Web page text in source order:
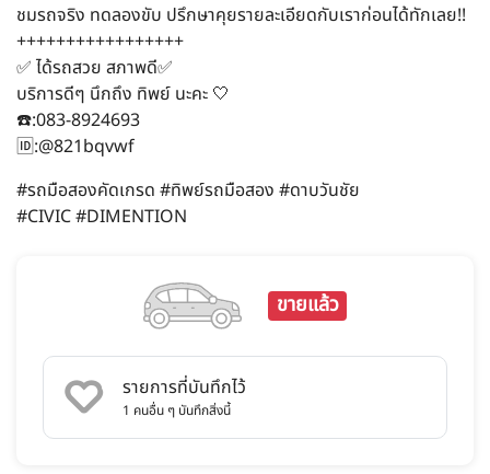
ชมรถจริง ทดลองขับ ปรึกษาคุยรายละเอียดกับเราก่อนได้ทักเลย!!
+++++++++++++++++
✅ ได้รถสวย สภาพดี✅
บริการดีๆ นึกถึง ทิพย์ นะคะ 🤍
☎️:083-8924693
🆔:@821bqvwf
#รถมือสองคัดเกรด #ทิพย์รถมือสอง #ดาบวันชัย
#CIVIC #DIMENTION
ขายแล้ว
รายการที่บันทึกไว้
1 คนอื่น ๆ บันทึกสิ่งนี้